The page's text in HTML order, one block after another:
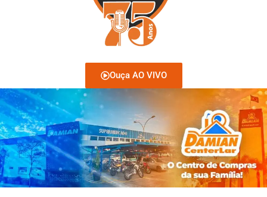
Ouça AO VIVO